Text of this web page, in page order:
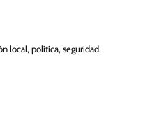
local, política, seguridad,